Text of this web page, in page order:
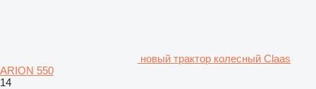
новый трактор колесный Claas
ARION 550
14